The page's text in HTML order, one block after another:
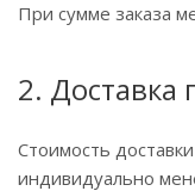
При сумме заказа
2. Доставка
Стоимость
индивидуально